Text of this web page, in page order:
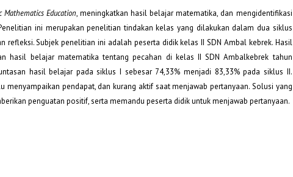
Mathematics Education, meningkatkan hasil belajar matematika, dan mengidentifikasi
ini merupakan penelitian tindakan kelas yang dilakukan dalam dua siklus
refleksi. Subjek penelitian ini adalah peserta didik kelas II SDN Ambal kebrek. Hasil
hasil belajar matematika tentang pecahan di kelas II SDN Ambalkebrek tahun
hasil belajar pada siklus I sebesar 74,33% menjadi 83,33% pada siklus II.
pendapat, dan kurang aktif saat menjawab pertanyaan. Solusi yang
penguatan positif, serta memandu peserta didik untuk menjawab pertanyaan.